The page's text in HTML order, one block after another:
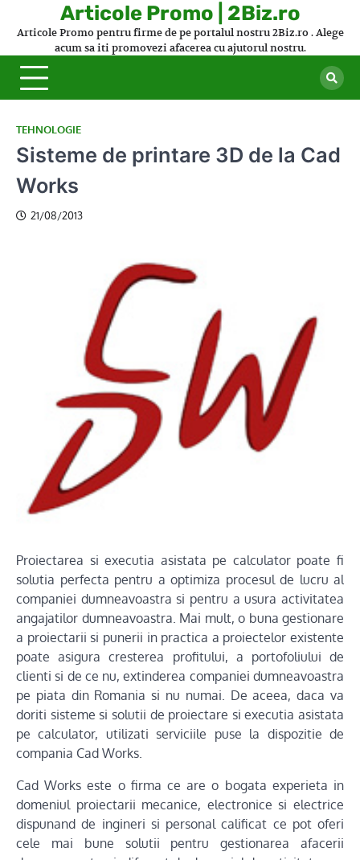
Articole Promo | 2Biz.ro
Articole Promo pentru firme de pe portalul nostru 2Biz.ro . Alege
acum sa iti promovezi afacerea cu ajutorul nostru.
TEHNOLOGIE
Sisteme de printare 3D de la Cad
Works
21/08/2013
Proiectarea si executia asistata pe calculator poate fi
solutia perfecta pentru a optimiza procesul de lucru al
companiei dumneavoastra si pentru a usura activitatea
angajatilor dumneavoastra. Mai mult, o buna gestionare
a proiectarii si punerii in practica a proiectelor existente
poate asigura cresterea profitului, a portofoliului de
clienti si de ce nu, extinderea companiei dumneavoastra
pe piata din Romania si nu numai. De aceea, daca va
doriti sisteme si solutii de proiectare si executia asistata
pe calculator, utilizati serviciile puse la dispozitie de
compania Cad Works.
Cad Works este o firma ce are o bogata experieta in
domeniul proiectarii mecanice, electronice si electrice
dispunand de ingineri si personal calificat ce pot oferi
cele mai bune solutii pentru gestionarea afacerii